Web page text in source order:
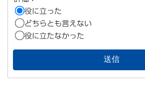
役に立った
どちらとも言えない
役に立たなかった